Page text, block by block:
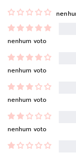
nenhum voto
nenhum voto
nenhum voto
nenhum voto